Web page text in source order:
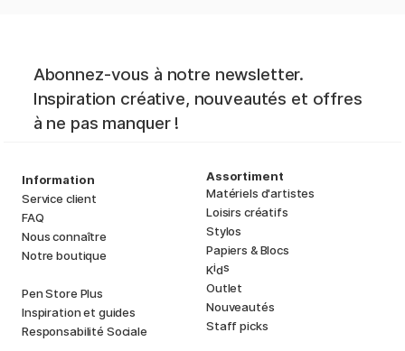
Abonnez-vous à notre newsletter.
Inspiration créative, nouveautés et offres
à ne pas manquer !
Information
Service client
FAQ
Nous connaître
Notre boutique
Pen Store Plus
Inspiration et guides
Responsabilité Sociale
Assortiment
Matériels d'artistes
Loisirs créatifs
Stylos
Papiers & Blocs
Kids
Outlet
Nouveautés
Staff picks